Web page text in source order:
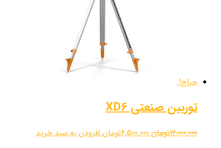
حراج!
توربین صنعتی XD6
12,000.000تومان 6,500.000تومان افزودن به سبد خرید